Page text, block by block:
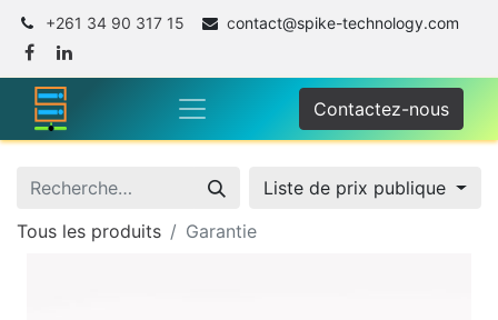
+261 34 90 317 15 contact@spike-technology.com
Contactez-nous
Liste de prix publique
Tous les produits
Garantie